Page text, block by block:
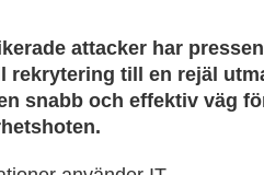
attacker har
till en rejäl
snabb och effektiv väg